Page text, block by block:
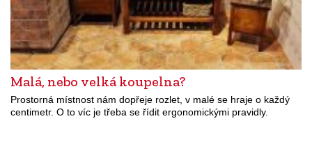
Malá, nebo velká koupelna?
Prostorná místnost nám dopřeje rozlet, v malé se hraje o každý
centimetr. O to víc je třeba se řídit ergonomickými pravidly.